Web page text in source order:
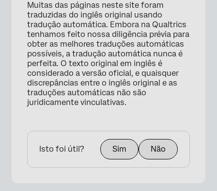
Muitas das páginas neste site foram
traduzidas do inglês original usando
tradução automática. Embora na Qualtrics
tenhamos feito nossa diligência prévia para
obter as melhores traduções automáticas
possíveis, a tradução automática nunca é
perfeita. O texto original em inglês é
considerado a versão oficial, e quaisquer
discrepâncias entre o inglês original e as
traduções automáticas não são
juridicamente vinculativas.
Isto foi útil? Sim Não